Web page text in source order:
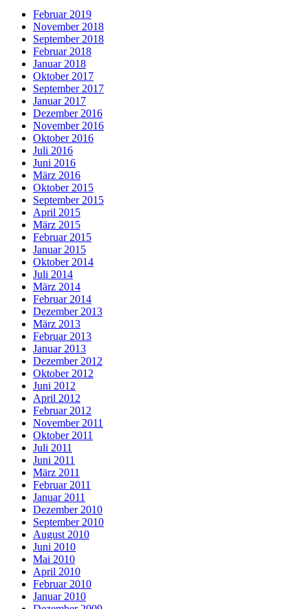
Februar 2019
November 2018
September 2018
Februar 2018
Januar 2018
Oktober 2017
September 2017
Januar 2017
Dezember 2016
November 2016
Oktober 2016
Juli 2016
Juni 2016
März 2016
Oktober 2015
September 2015
April 2015
März 2015
Februar 2015
Januar 2015
Oktober 2014
Juli 2014
März 2014
Februar 2014
Dezember 2013
März 2013
Februar 2013
Januar 2013
Dezember 2012
Oktober 2012
Juni 2012
April 2012
Februar 2012
November 2011
Oktober 2011
Juli 2011
Juni 2011
März 2011
Februar 2011
Januar 2011
Dezember 2010
September 2010
August 2010
Juni 2010
Mai 2010
April 2010
Februar 2010
Januar 2010